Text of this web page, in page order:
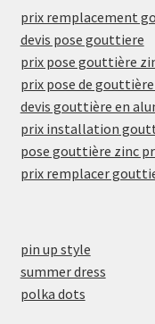
prix remplacement
devis pose gouttiere
prix pose gouttière
prix pose de
devis gouttière en
prix installation
pose gouttière zinc
prix remplacer
pin up style
summer dress
polka dots